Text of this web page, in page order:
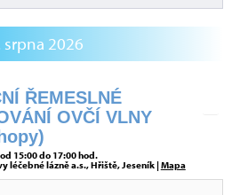
2026
ŘEMESLNÉ
OVČÍ VLNY
15:00 do 17:00 hod.
léčebné lázně a.s., Hřiště, Jeseník |Mapa